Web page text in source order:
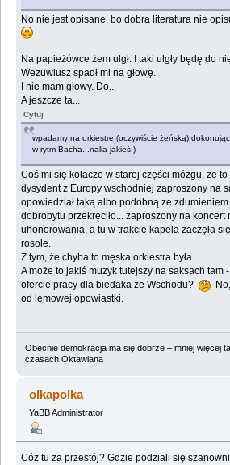
No nie jest opisane, bo dobra literatura nie
Na papieżówce żem ulgł. I taki ulgły będę do
Wezuwiusz spadł mi na głowę.
I nie mam głowy. Do...
A jeszcze ta...
Cytuj
wpadamy na orkiestrę (oczywiście żeńską)
w rytm Bacha...nalia jakieś;)
Coś mi się kołacze w starej części mózgu, że
dysydent z Europy wschodniej zaproszony na
opowiedział taką albo podobną ze
dobrobytu przekręciło... zaproszony na koncert
uhonorowania, a tu w trakcie kapela zaczęła
rosole.
Z tym, że chyba to męska orkiestra była.
A może to jakiś muzyk tutejszy na saksach tam
ofercie pracy dla biedaka ze Wschodu?
od lemowej opowiastki.
Obecnie demokracja ma się dobrze – mniej więcej
czasach Oktawiana
olkapolka
YaBB Administrator
Cóż tu za przestój? Gdzie podziali się